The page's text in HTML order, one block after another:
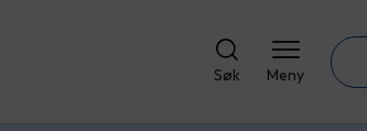
Søk Meny